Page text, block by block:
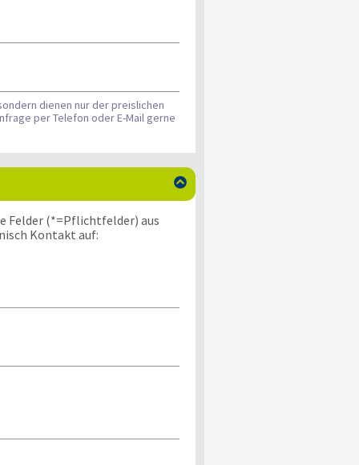
dienen nur der preislichen
per Telefon oder E-Mail gerne

Felder (*=Pflichtfelder) aus
Kontakt auf: